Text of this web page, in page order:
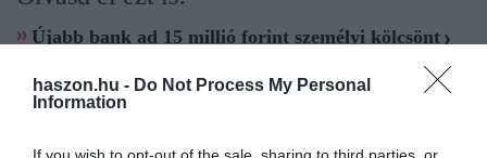
haszon.hu - Do Not Process My Personal
Information
Újabb bank ad 15 millió forint személyi kölcsönt
Itt húzzák meg a bankok a felső korhatárt a
hitelezésben
Hasítanak a lakáshitelek és a személyi kölcsönök